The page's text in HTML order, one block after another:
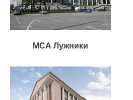
МСА Лужники